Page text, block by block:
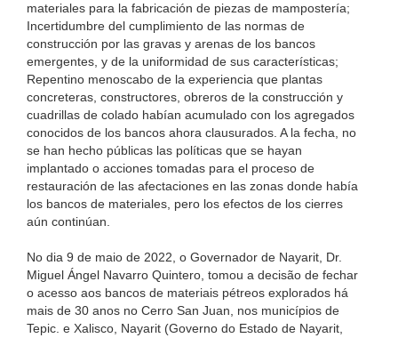
materiales para la fabricación de piezas de mampostería;
Incertidumbre del cumplimiento de las normas de
construcción por las gravas y arenas de los bancos
emergentes, y de la uniformidad de sus características;
Repentino menoscabo de la experiencia que plantas
concreteras, constructores, obreros de la construcción y
cuadrillas de colado habían acumulado con los agregados
conocidos de los bancos ahora clausurados. A la fecha, no
se han hecho públicas las políticas que se hayan
implantado o acciones tomadas para el proceso de
restauración de las afectaciones en las zonas donde había
los bancos de materiales, pero los efectos de los cierres
aún continúan.
No dia 9 de maio de 2022, o Governador de Nayarit, Dr.
Miguel Ángel Navarro Quintero, tomou a decisão de fechar
o acesso aos bancos de materiais pétreos explorados há
mais de 30 anos no Cerro San Juan, nos municípios de
Tepic. e Xalisco, Nayarit (Governo do Estado de Nayarit,